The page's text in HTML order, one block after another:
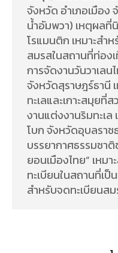
จังหวัด อำเภอเมือ
น้ำอัมพวา) เหตุผลที่
โรแมนติก เหมาะสำ
สมรสในสถานที่ท่อง
การจัดงานวันวาเลน
จังหวัดสุราษฎร์ธานี
ทะเลและเกาะสมุยที่
งานแต่งงานริมทะเ
โบก จังหวัดอุบลรา
บรรยากาศธรรมชา
ยอนเมืองไทย” เหม
ทะเบียนในสถานที่เ
สำหรับจดทะเบียนส